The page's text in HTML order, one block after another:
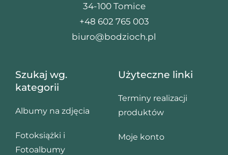
34-100 Tomice
+48 602 765 003
biuro@bodzioch.pl
Szukaj wg.
kategorii
Albumy na zdjęcia
Fotoksiążki i
Fotoalbumy
Użyteczne linki
Terminy realizacji
produktów
Moje konto